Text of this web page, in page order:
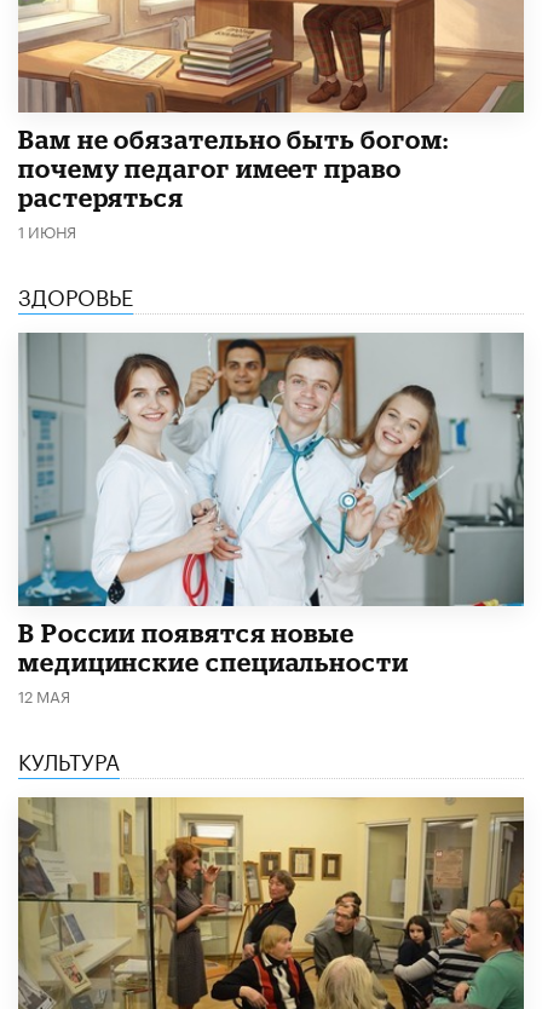
​Вам не обязательно быть богом:
почему педагог имеет право
растеряться
1 ИЮНЯ
ЗДОРОВЬЕ
В России появятся новые
медицинские специальности
12 МАЯ
КУЛЬТУРА